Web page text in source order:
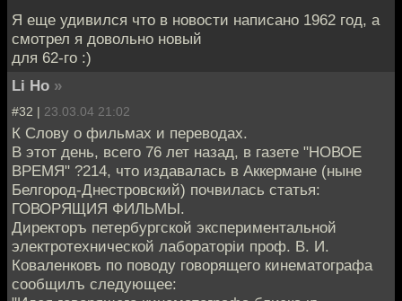
Я еще удивился что в новости написано 1962 год, а
смотрел я довольно новый
для 62-го :)
Li Ho »
#32 | 23.03.04 21:02
К Слову о фильмах и переводах.
В этот день, всего 76 лет назад, в газете "НОВОЕ
ВРЕМЯ" ?214, что издавалась в Аккермане (ныне
Белгород-Днестровский) почвилась статья:
ГОВОРЯЩИЯ ФИЛЬМЫ.
Директоръ петербургской экспериментальной
электротехнической лабораторiи проф. В. И.
Коваленковъ по поводу говорящего кинематографа
сообщилъ следующее: